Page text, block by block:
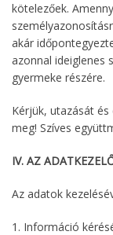
kötelezőek.
akár
azonnal ideiglenes
gyermeke részére.
Kérjük, utazását
meg! Szíves
IV. AZ
Az adatok
1. Információ